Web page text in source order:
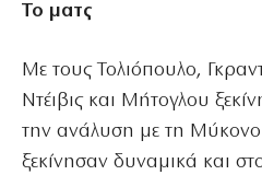
Το ματς
Με τους Τολιόπουλο,
Ντέιβις και Μήτογλου
την ανάλυση με τη Μύκονο
ξεκίνησαν δυναμικά και